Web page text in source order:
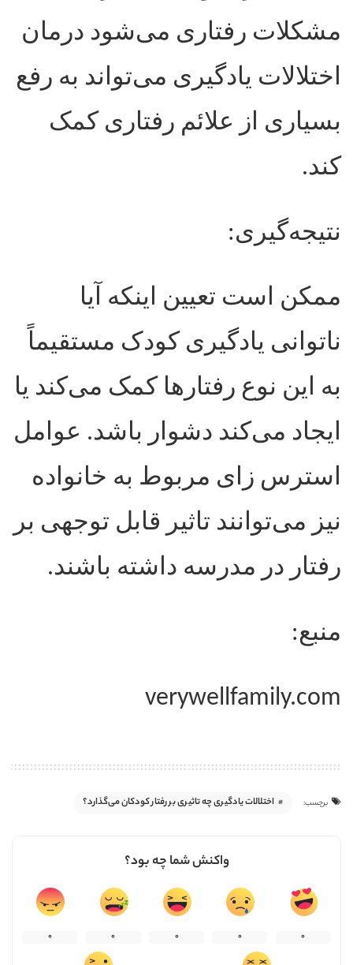
مشکلات رفتاری می‌شود درمان
اختلالات یادگیری می‌تواند به رفع
بسیاری از علائم رفتاری کمک
کند.
نتیجه‌گیری:
ممکن است تعیین اینکه آیا
ناتوانی یادگیری کودک مستقیماً
به این نوع رفتار‌ها کمک می‌کند یا
ایجاد می‌کند دشوار باشد. عوامل
استرس زای مربوط به خانواده
نیز می‌توانند تاثیر قابل توجهی بر
رفتار در مدرسه داشته باشند.
منبع:
verywellfamily.com
برچسب: اختلالات یادگیری چه تاثیری بر رفتار کودکان می‌گذارد؟
واکنش شما چه بود؟
0
0
0
0
0